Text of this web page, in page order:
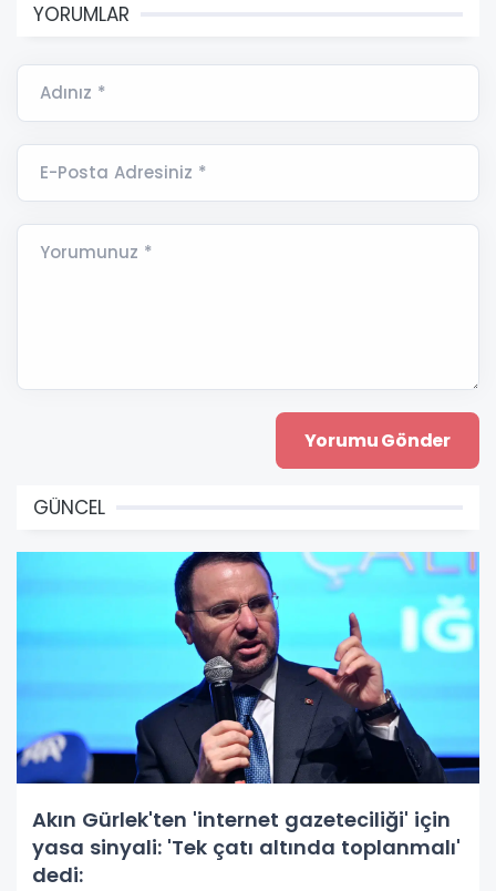
YORUMLAR
Adınız *
E-Posta Adresiniz *
Yorumunuz *
GÜNCEL
Akın Gürlek'ten 'internet gazeteciliği' için
yasa sinyali: 'Tek çatı altında toplanmalı'
dedi: